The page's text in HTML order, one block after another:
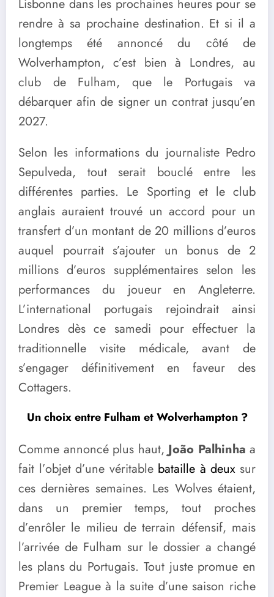
Lisbonne dans les prochaines heures pour se
rendre à sa prochaine destination. Et si il a
longtemps été annoncé du côté de
Wolverhampton, c’est bien à Londres, au
club de Fulham, que le Portugais va
débarquer afin de signer un contrat jusqu’en
2027.
Selon les informations du journaliste Pedro
Sepulveda, tout serait bouclé entre les
différentes parties. Le Sporting et le club
anglais auraient trouvé un accord pour un
transfert d’un montant de 20 millions d’euros
auquel pourrait s’ajouter un bonus de 2
millions d’euros supplémentaires selon les
performances du joueur en Angleterre.
L’international portugais rejoindrait ainsi
Londres dès ce samedi pour effectuer la
traditionnelle visite médicale, avant de
s’engager définitivement en faveur des
Cottagers.
Un choix entre Fulham et Wolverhampton ?
Comme annoncé plus haut,João Palhinha a
fait l’objet d’une véritable bataille à deuxsur
ces dernières semaines. Les Wolves étaient,
dans un premier temps, tout proches
d’enrôler le milieu de terrain défensif, mais
l’arrivée de Fulham sur le dossier a changé
les plans du Portugais. Tout juste promue en
Premier League à la suite d’une saison riche